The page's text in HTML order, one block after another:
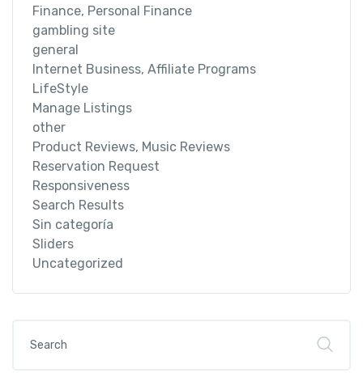
Finance, Personal Finance
gambling site
general
Internet Business, Affiliate Programs
LifeStyle
Manage Listings
other
Product Reviews, Music Reviews
Reservation Request
Responsiveness
Search Results
Sin categoría
Sliders
Uncategorized